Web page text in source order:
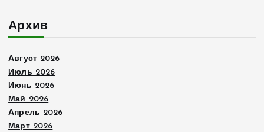
Архив
Август 2026
Июль 2026
Июнь 2026
Май 2026
Апрель 2026
Март 2026